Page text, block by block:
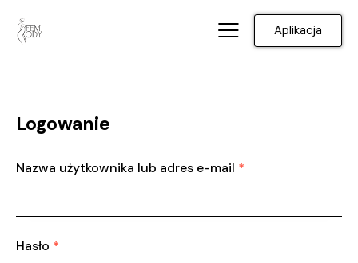
Aplikacja
Logowanie
Nazwa użytkownika lub adres e-mail *
Hasło *